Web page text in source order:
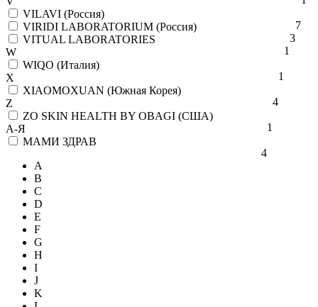
VILAVI (Россия)
7
VIRIDI LABORATORIUM (Россия)
3
VITUAL LABORATORIES
1
W
WIQO (Италия)
1
X
XIAOMOXUAN (Южная Корея)
4
Z
ZO SKIN HEALTH BY OBAGI (США)
1
А-Я
МАМИ ЗДРАВ
4
A
B
C
D
E
F
G
H
I
J
K